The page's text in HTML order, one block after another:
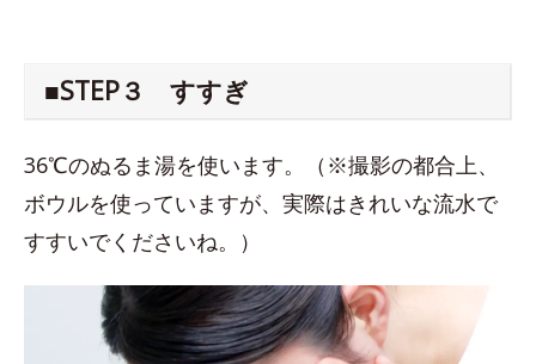
■STEP３ すすぎ
36℃のぬるま湯を使います。（※撮影の都合上、
ボウルを使っていますが、実際はきれいな流水で
すすいでくださいね。）